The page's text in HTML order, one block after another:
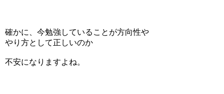
確かに、今勉強していることが方向性や
やり方として正しいのか
不安になりますよね。